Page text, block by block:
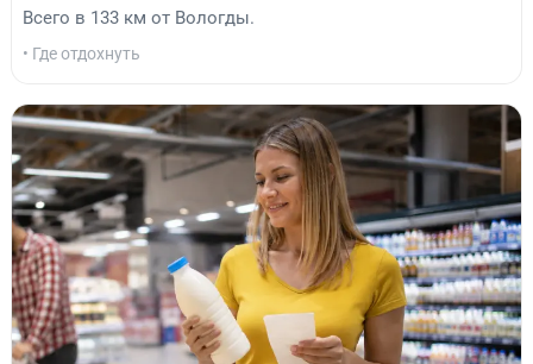
Всего в 133 км от Вологды.
• Где отдохнуть